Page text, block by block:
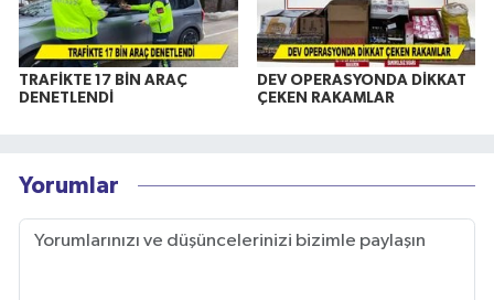
TRAFİKTE 17 BİN ARAÇ
DENETLENDİ
DEV OPERASYONDA DİKKAT
ÇEKEN RAKAMLAR
Yorumlar